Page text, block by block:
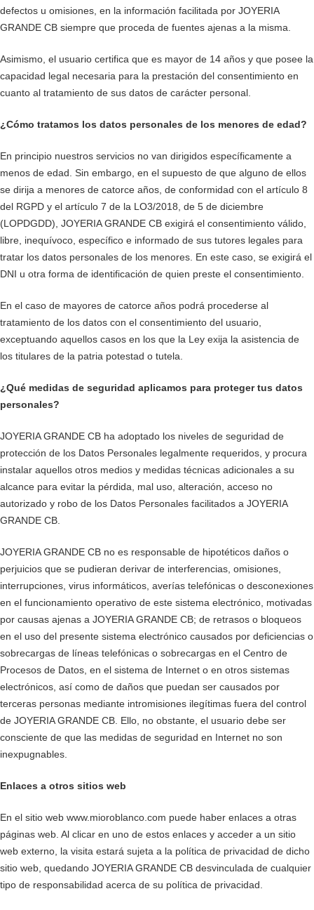
defectos u omisiones, en la información facilitada por JOYERIA
GRANDE CB siempre que proceda de fuentes ajenas a la misma.
Asimismo, el usuario certifica que es mayor de 14 años y que posee la
capacidad legal necesaria para la prestación del consentimiento en
cuanto al tratamiento de sus datos de carácter personal.
¿Cómo tratamos los datos personales de los menores de edad?
En principio nuestros servicios no van dirigidos específicamente a
menos de edad. Sin embargo, en el supuesto de que alguno de ellos
se dirija a menores de catorce años, de conformidad con el artículo 8
del RGPD y el artículo 7 de la LO3/2018, de 5 de diciembre
(LOPDGDD), JOYERIA GRANDE CB exigirá el consentimiento válido,
libre, inequívoco, específico e informado de sus tutores legales para
tratar los datos personales de los menores. En este caso, se exigirá el
DNI u otra forma de identificación de quien preste el consentimiento.
En el caso de mayores de catorce años podrá procederse al
tratamiento de los datos con el consentimiento del usuario,
exceptuando aquellos casos en los que la Ley exija la asistencia de
los titulares de la patria potestad o tutela.
¿Qué medidas de seguridad aplicamos para proteger tus datos
personales?
JOYERIA GRANDE CB ha adoptado los niveles de seguridad de
protección de los Datos Personales legalmente requeridos, y procura
instalar aquellos otros medios y medidas técnicas adicionales a su
alcance para evitar la pérdida, mal uso, alteración, acceso no
autorizado y robo de los Datos Personales facilitados a JOYERIA
GRANDE CB.
JOYERIA GRANDE CB no es responsable de hipotéticos daños o
perjuicios que se pudieran derivar de interferencias, omisiones,
interrupciones, virus informáticos, averías telefónicas o desconexiones
en el funcionamiento operativo de este sistema electrónico, motivadas
por causas ajenas a JOYERIA GRANDE CB; de retrasos o bloqueos
en el uso del presente sistema electrónico causados por deficiencias o
sobrecargas de líneas telefónicas o sobrecargas en el Centro de
Procesos de Datos, en el sistema de Internet o en otros sistemas
electrónicos, así como de daños que puedan ser causados por
terceras personas mediante intromisiones ilegítimas fuera del control
de JOYERIA GRANDE CB. Ello, no obstante, el usuario debe ser
consciente de que las medidas de seguridad en Internet no son
inexpugnables.
Enlaces a otros sitios web
En el sitio web www.mioroblanco.com puede haber enlaces a otras
páginas web. Al clicar en uno de estos enlaces y acceder a un sitio
web externo, la visita estará sujeta a la política de privacidad de dicho
sitio web, quedando JOYERIA GRANDE CB desvinculada de cualquier
tipo de responsabilidad acerca de su política de privacidad.